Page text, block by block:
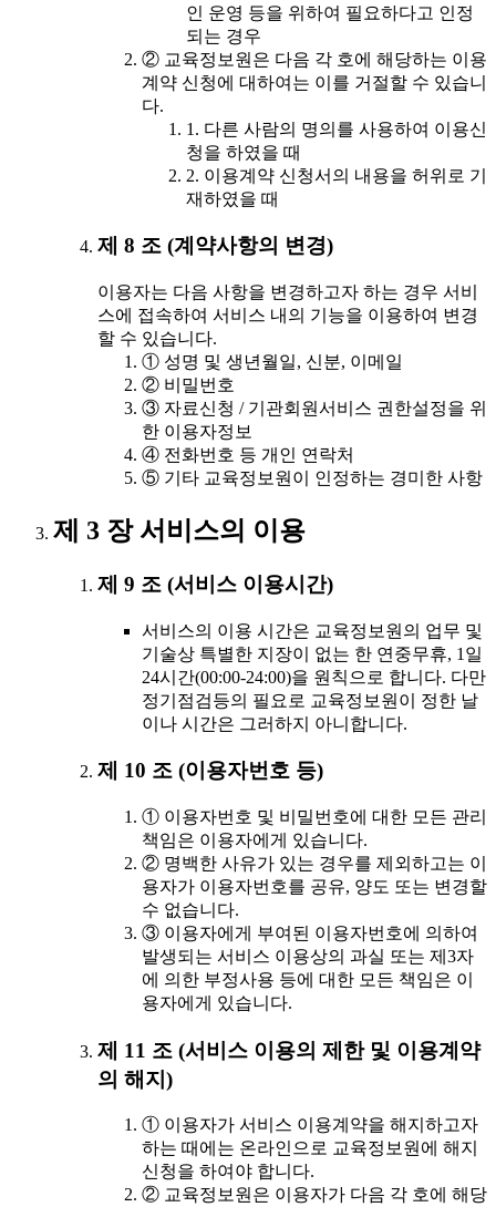
인 운영 등을 위하여 필요하다고 인정
되는 경우
② 교육정보원은 다음 각 호에 해당하는 이용
계약 신청에 대하여는 이를 거절할 수 있습니
다.
1. 다른 사람의 명의를 사용하여 이용신
청을 하였을 때
2. 이용계약 신청서의 내용을 허위로 기
재하였을 때
제 8 조 (계약사항의 변경)
이용자는 다음 사항을 변경하고자 하는 경우 서비
스에 접속하여 서비스 내의 기능을 이용하여 변경
할 수 있습니다.
① 성명 및 생년월일, 신분, 이메일
② 비밀번호
③ 자료신청 / 기관회원서비스 권한설정을 위
한 이용자정보
④ 전화번호 등 개인 연락처
⑤ 기타 교육정보원이 인정하는 경미한 사항
제 3 장 서비스의 이용
제 9 조 (서비스 이용시간)
서비스의 이용 시간은 교육정보원의 업무 및
기술상 특별한 지장이 없는 한 연중무휴, 1일
24시간(00:00-24:00)을 원칙으로 합니다. 다만
정기점검등의 필요로 교육정보원이 정한 날
이나 시간은 그러하지 아니합니다.
제 10 조 (이용자번호 등)
① 이용자번호 및 비밀번호에 대한 모든 관리
책임은 이용자에게 있습니다.
② 명백한 사유가 있는 경우를 제외하고는 이
용자가 이용자번호를 공유, 양도 또는 변경할
수 없습니다.
③ 이용자에게 부여된 이용자번호에 의하여
발생되는 서비스 이용상의 과실 또는 제3자
에 의한 부정사용 등에 대한 모든 책임은 이
용자에게 있습니다.
제 11 조 (서비스 이용의 제한 및 이용계약
의 해지)
① 이용자가 서비스 이용계약을 해지하고자
하는 때에는 온라인으로 교육정보원에 해지
신청을 하여야 합니다.
② 교육정보원은 이용자가 다음 각 호에 해당